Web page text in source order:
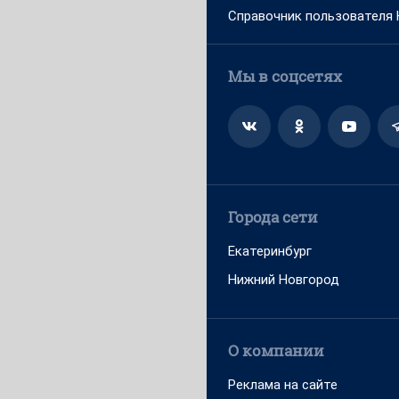
Справочник пользователя
Мы в соцсетях
Города сети
Екатеринбург
Нижний Новгород
О компании
Реклама на сайте